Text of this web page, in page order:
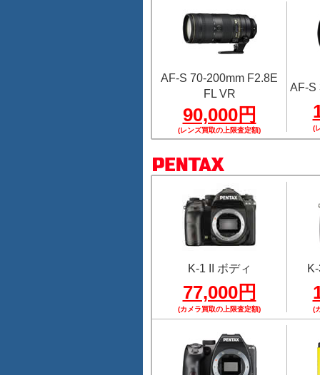
AF-S 70-200mm F2.8E
FL VR
90,000円
(レンズ買取の上限査定額)
AF-S
(
K-1 II ボディ
77,000円
(カメラ買取の上限査定額) (